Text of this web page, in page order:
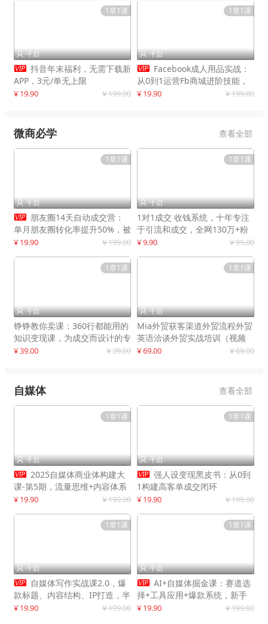
1章1课
 千启
 抖音年末福利，无需下载新
APP，3元/单无上限
¥ 19.90 ¥ 199.00
1章1课
 千启
 Facebook成人用品实战：
从0到1运营Fb商城进阶技能，
快速提升订单转化与店铺收益
¥ 19.90 ¥ 199.00
微商必学 查看全部
1章1课
 千启
 朋友圈14天自动成交营：
单月朋友圈转化率提升50%，被
动收入超3万元
¥ 19.90 ¥ 199.00
1章1课
 千启
1对1成交 收钱系统，十年专注
于引流和成交，全网130万+粉
丝
¥ 9.90 ¥ 99.00
1章1课
 千启
铮铮教你卖课：360行都能用的
知识变现课，为成交而设计的专
属课程
¥ 39.00 ¥ 39.00
1章1课
 千启
Mia外贸获客渠道外贸流程外贸
英语洽谈外贸实战培训（视频
课）价值399元
¥ 69.00 ¥ 69.00
自媒体 查看全部
1章1课
 千启
 2025自媒体商业体构建大
课-第5期，流量思维+内容体系
+变现闭环，打造个人可持续生
¥ 19.90 ¥ 199.00
1章1课
 千启
 强人设变现黑皮书：从0到
1构建高客单成交闭环
¥ 19.90 ¥ 199.00
1章1课
 千启
 自媒体写作实战课2.0，爆
款标题、内容结构、IP打造，半
年复制30万粉月入10万+
¥ 19.90 ¥ 199.00
1章1课
 千启
 AI+自媒体掘金课：赛道选
择+工具应用+爆款系统，新手
快速起步，副业月入8000+
¥ 19.90 ¥ 199.00